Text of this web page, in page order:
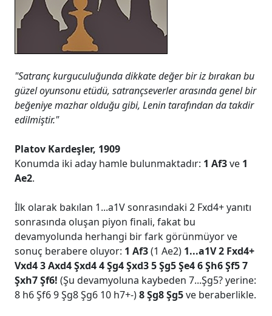
"Satranç kurguculuğunda dikkate değer bir iz bırakan bu
güzel oyunsonu etüdü, satrançseverler arasında genel bir
beğeniye mazhar olduğu gibi, Lenin tarafından da takdir
edilmiştir."
Platov Kardeşler, 1909
Konumda iki aday hamle bulunmaktadır: 1 Af3ve 1
Ae2.
İlk olarak bakılan 1...a1V sonrasındaki 2 Fxd4+ yanıtı
sonrasında oluşan piyon finali, fakat bu
devamyolunda herhangi bir fark görünmüyor ve
sonuç berabere oluyor: 1 Af3(1 Ae2) 1...a1V 2 Fxd4+
Vxd4 3 Axd4 Şxd4 4 Şg4 Şxd3 5 Şg5 Şe4 6 Şh6 Şf5 7
Şxh7 Şf6! (Şu devamyoluna kaybeden 7...Şg5? yerine:
8 h6 Şf6 9 Şg8 Şg6 10 h7+-)8 Şg8 Şg5ve beraberlikle.